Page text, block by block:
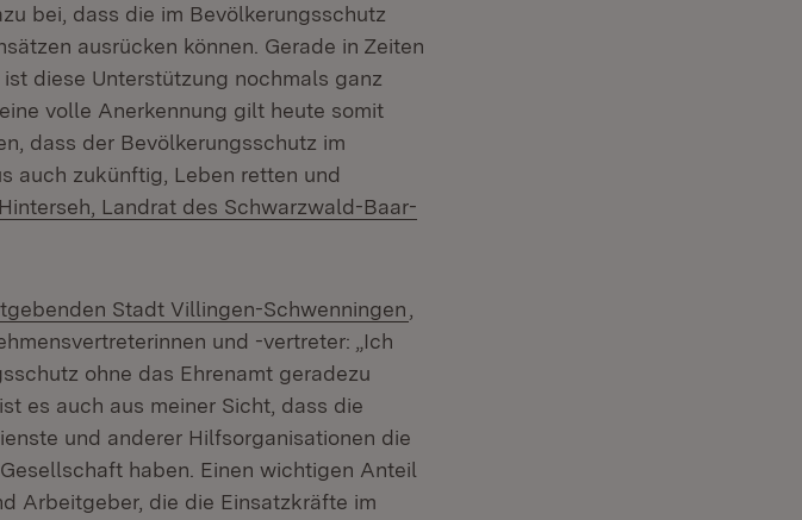
bei, dass die im Bevölkerungsschutz
ausrücken können. Gerade in Zeiten
diese Unterstützung nochmals ganz
volle Anerkennung gilt heute somit
dass der Bevölkerungsschutz im
auch zukünftig, Leben retten und
Landrat des Schwarzwald-Baar-
Stadt Villingen-Schwenningen
und -vertreter: „Ich
ohne das Ehrenamt geradezu
es auch aus meiner Sicht, dass die
und anderer Hilfsorganisationen die
haben. Einen wichtigen Anteil
Arbeitgeber, die die Einsatzkräfte im